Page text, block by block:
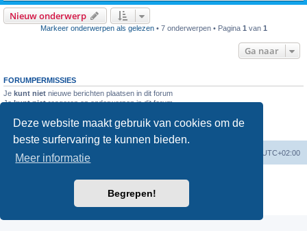
Deze website maakt gebruik van cookies om de
beste surfervaring te kunnen bieden.
Meer informatie
Begrepen!
Nieuw onderwerp
Markeer onderwerpen als gelezen• 7 onderwerpen • Pagina 1 van 1
Ga naar
FORUMPERMISSIES
Je kunt niet nieuwe berichten plaatsen in dit forum
Jekunt nietreageren op onderwerpen in dit forum
kunt nietje eigen berichten verwijderen in dit forum
bijlagen plaatsen in dit forum
Forumoverzicht UTC+02:00
Nederlandse vertaling door